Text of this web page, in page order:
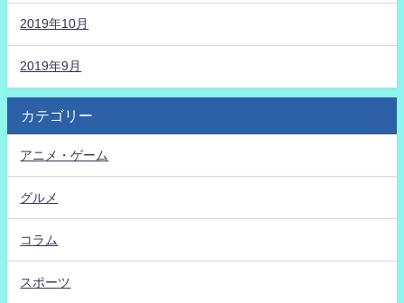
2019年10月
2019年9月
カテゴリー
アニメ・ゲーム
グルメ
コラム
スポーツ